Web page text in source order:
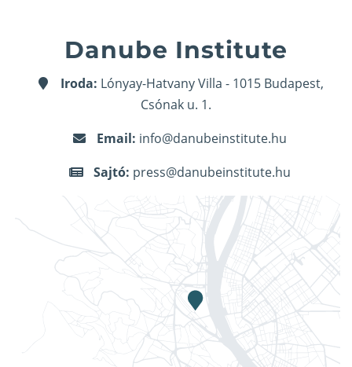
Danube Institute
Iroda: Lónyay-Hatvany Villa - 1015 Budapest,
Csónak u. 1.
Email: info@danubeinstitute.hu
Sajtó: press@danubeinstitute.hu